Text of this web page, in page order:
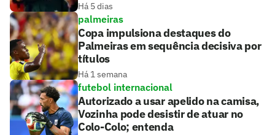
Há 5 dias
palmeiras
Copa impulsiona destaques do
Palmeiras em sequência decisiva por
títulos
Há 1 semana
futebol internacional
Autorizado a usar apelido na camisa,
Vozinha pode desistir de atuar no
Colo-Colo; entenda